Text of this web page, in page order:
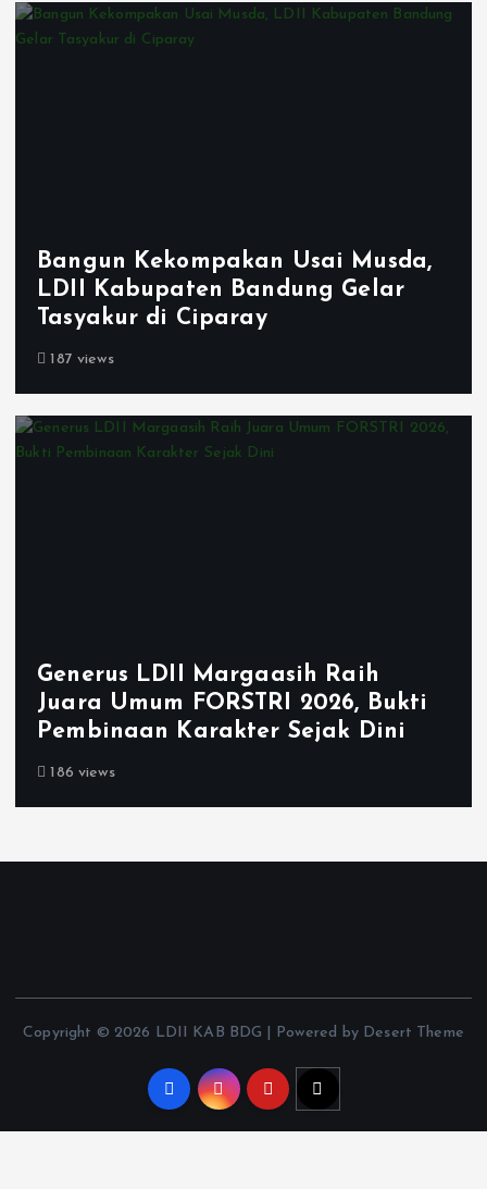
Bangun Kekompakan Usai Musda,
LDII Kabupaten Bandung Gelar
Tasyakur di Ciparay
187 views
Generus LDII Margaasih Raih
Juara Umum FORSTRI 2026, Bukti
Pembinaan Karakter Sejak Dini
186 views
Copyright © 2026 LDII KAB BDG | Powered by Desert Theme